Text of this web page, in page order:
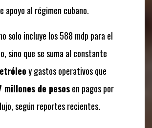
apoyo al régimen cubano.
solo incluye los 588 mdp para el
sino que se suma al constante
y gastos operativos que
millones de pesosen pagos por
según reportes recientes.